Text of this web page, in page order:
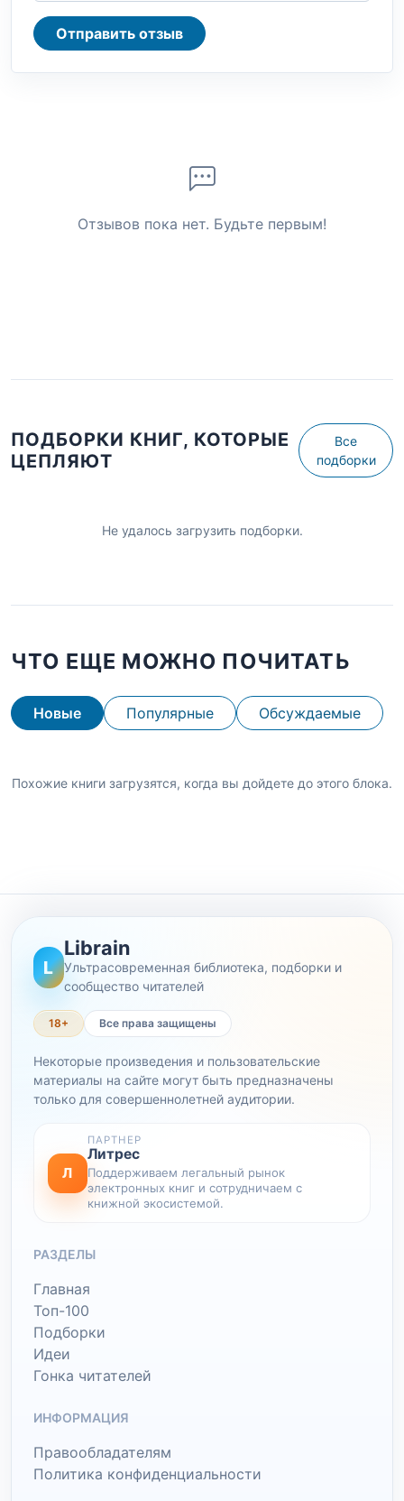
Отправить отзыв
Отзывов пока нет. Будьте первым!
ПОДБОРКИ КНИГ, КОТОРЫЕ
ЦЕПЛЯЮТ
Все
подборки
Не удалось загрузить подборки.
ЧТО ЕЩЕ МОЖНО ПОЧИТАТЬ
Новые Популярные Обсуждаемые
Похожие книги загрузятся, когда вы дойдете до этого блока.
L
Librain
Ультрасовременная библиотека, подборки и
сообщество читателей
18+ Все права защищены
Некоторые произведения и пользовательские
материалы на сайте могут быть предназначены
только для совершеннолетней аудитории.
Л
ПАРТНЕР
Литрес
Поддерживаем легальный рынок
электронных книг и сотрудничаем с
книжной экосистемой.
РАЗДЕЛЫ
Главная
Топ-100
Подборки
Идеи
Гонка читателей
ИНФОРМАЦИЯ
Правообладателям
Политика конфиденциальности